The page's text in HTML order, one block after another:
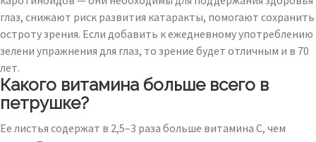
глаз, снижают риск развития катаракты, помогают сохранить
остроту зрения. Если добавить к ежедневному употреблению
зелени упражнения для глаз, то зрение будет отличным и в 70
лет.
Какого витамина больше всего в
петрушке?
Ее листья содержат в 2,5–3 раза больше витамина С, чем